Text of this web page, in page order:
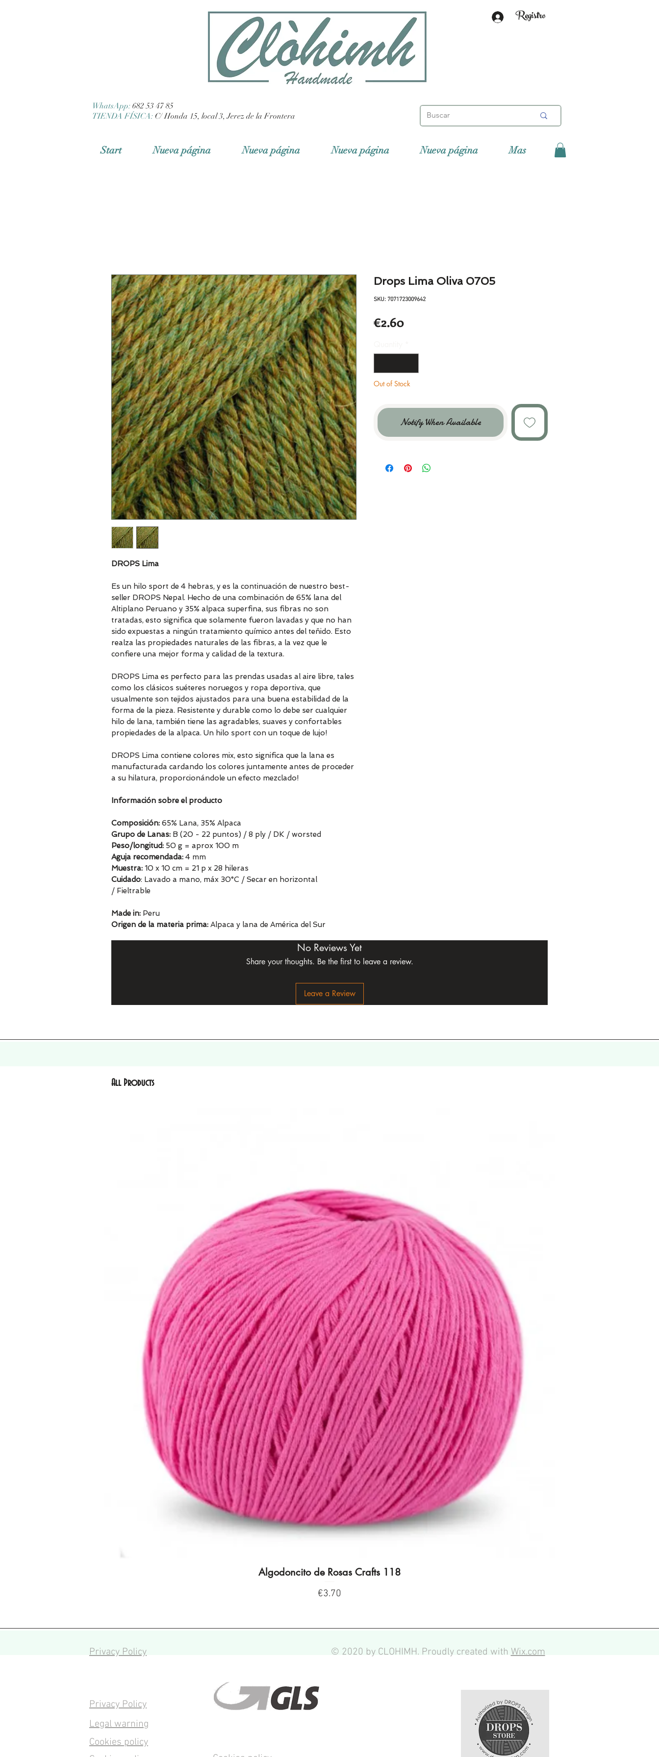
Registro
WhatsApp: 682 53 47 85
TIENDA FÍSICA: C/ Honda 15, local 3, Jerez de la Frontera
Start Nueva página Nueva página Nueva página Nueva página Mas
DROPS Lima
Es un hilo sport de 4 hebras, y es la continuación de nuestro best-
seller DROPS Nepal. Hecho de una combinación de 65% lana del
Altiplano Peruano y 35% alpaca superfina, sus fibras no son
tratadas, esto significa que solamente fueron lavadas y que no han
sido expuestas a ningún tratamiento químico antes del teñido. Esto
realza las propiedades naturales de las fibras, a la vez que le
confiere una mejor forma y calidad de la textura.
DROPS Lima es perfecto para las prendas usadas al aire libre, tales
como los clásicos suéteres noruegos y ropa deportiva, que
usualmente son tejidos ajustados para una buena estabilidad de la
forma de la pieza. Resistente y durable como lo debe ser cualquier
hilo de lana, también tiene las agradables, suaves y confortables
propiedades de la alpaca. Un hilo sport con un toque de lujo!
DROPS Lima contiene colores mix, esto significa que la lana es
manufacturada cardando los colores juntamente antes de proceder
a su hilatura, proporcionándole un efecto mezclado!
Información sobre el producto
Composición: 65% Lana, 35% Alpaca
Grupo de Lanas: B (20 - 22 puntos) / 8 ply / DK / worsted
Peso/longitud: 50 g = aprox 100 m
Aguja recomendada: 4 mm
Muestra: 10 x 10 cm = 21 p x 28 hileras
Cuidado: Lavado a mano, máx 30°C / Secar en horizontal
/ Fieltrable
Made in: Peru
Origen de la materia prima: Alpaca y lana de América del Sur
Drops Lima Oliva 0705
SKU: 7071723009642
€2.60Price
Out of Stock
Notify When Available
No Reviews Yet
Share your thoughts. Be the first to leave a review.
Leave a Review
All Products
Quick View
Algodoncito de Rosas Crafts 118
Price
€3.70
Privacy Policy © 2020 by CLOHIMH. Proudly created withWix.com
Privacy Policy
Legal warning
Cookies policy